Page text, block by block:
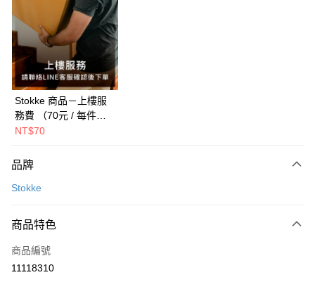
Apple Pay
ATM付款
運送方式
新航貨運
每筆NT$150，滿NT$1,000(含以上)免運費
每筆NT$450
Stokke 商品－上樓服
務費 （70元 / 每件每
層，建議選購前聯絡客
NT$70
品牌
Stokke
商品特色
商品編號
11118310